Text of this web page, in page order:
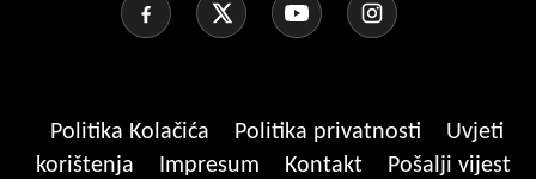
Politika Kolačića Politika privatnosti
Uvjeti
korištenja
Impresum Kontakt
Pošalji vijest